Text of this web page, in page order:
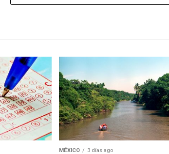
que los resultados de las diligencias
MÉXICO 3 días ago